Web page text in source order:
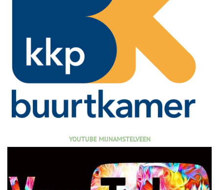
YOUTUBE MIJNAMSTELVEEN